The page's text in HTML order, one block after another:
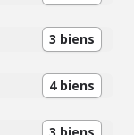
3 biens
4 biens